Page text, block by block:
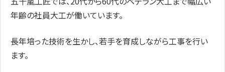
年齢の社員大工が働いています。
長年培った技術を生かし、若手を育成しながら工事を行い
ます。